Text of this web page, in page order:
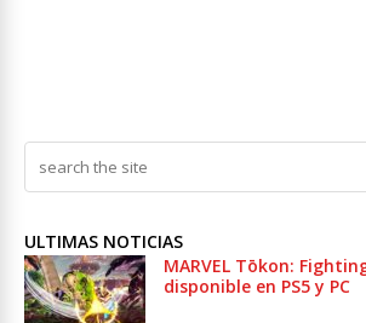
ULTIMAS NOTICIAS
MARVEL Tōkon:
disponible en PS5 y PC